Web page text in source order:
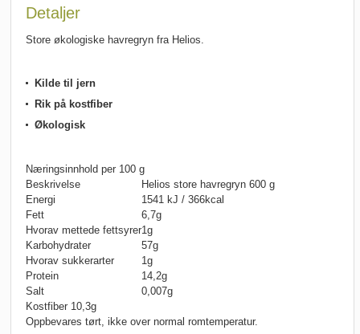
Detaljer
Store økologiske havregryn fra Helios.
Kilde til jern
Rik på kostfiber
Økologisk
Næringsinnhold per 100 g
Beskrivelse
Helios store havregryn 600 g
Energi
1541 kJ / 366kcal
Fett
6,7g
Hvorav mettede fettsyrer1g
Karbohydrater
57g
Hvorav sukkerarter
1g
Protein
14,2g
Salt
0,007g
Kostfiber 10,3g
Oppbevares tørt, ikke over normal romtemperatur.